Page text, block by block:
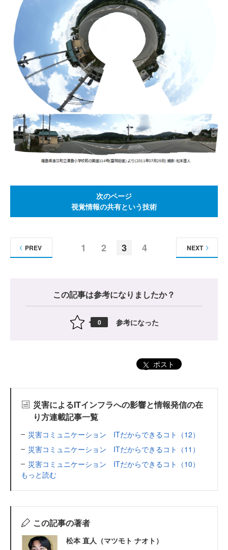
次のページ
視覚情報の共有という技術
1 2 3 4
PREV NEXT
この記事は参考になりましたか？
0 参考になった
ポスト
災害によるITインフラへの影響と情報発信の在
り方連載記事一覧
災害コミュニケーション ITだからできるコト（12）
災害コミュニケーション ITだからできるコト（11）
災害コミュニケーション ITだからできるコト（10）
もっと読む
この記事の著者
松本 直人（マツモト ナオト）